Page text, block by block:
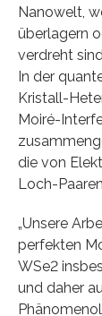
Nanowelt,
überlagern
verdreht
In der
Kristall-
Moiré-
die von
Loch-
„Unsere
perfekten
WSe2
und daher